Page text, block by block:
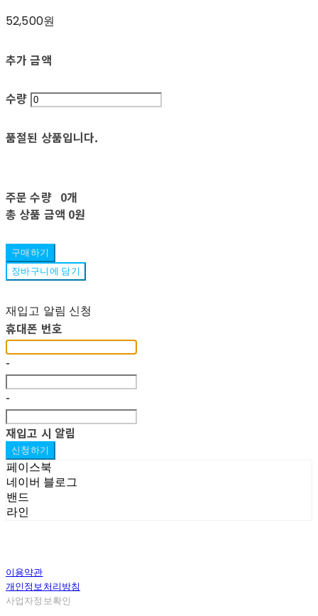
52,500원
추가 금액
수량
품절된 상품입니다.
주문 수량 0개
총 상품 금액 0원
구매하기
장바구니에 담기
재입고 알림 신청
휴대폰 번호
-
-
재입고 시 알림
신청하기
페이스북
네이버 블로그
밴드
라인
이용약관
개인정보처리방침
사업자정보확인